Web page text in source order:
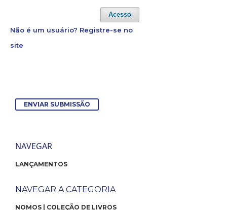
Acesso
Não é um usuário? Registre-se no
site
ENVIAR SUBMISSÃO
NAVEGAR
LANÇAMENTOS
NAVEGAR A CATEGORIA
NOMOS | COLEÇÃO DE LIVROS